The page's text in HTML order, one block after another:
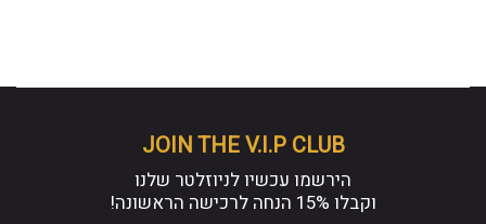
JOIN THE V.I.P CLUB
הירשמו עכשיו לניוזלטר שלנו
וקבלו 15% הנחה לרכישה הראשונה!